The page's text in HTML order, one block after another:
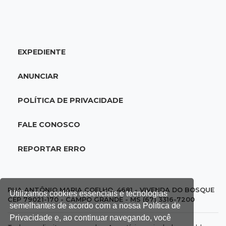
Utilizamos cookies essenciais e tecnologias
semelhantes de acordo com a nossa Política de
Privacidade e, ao continuar navegando, você
20:06Balcão de empregos
abertas em 114 funções
19:47Festival do Sobá
Em visita à Feira Central, Riedel volta a
futuro do jogo do bicho no País
19:09
Cotação
EXPEDIENTE
ANUNCIAR
POLÍTICA DE PRIVACIDADE
FALE CONOSCO
REPORTAR ERRO
RUA ANTÔNIO MARIA COELHO, 4681 - VIVENDA DO BOSQUE
CEP 79021-170 - CAMPO GRANDE - MS (67) 3316-7200